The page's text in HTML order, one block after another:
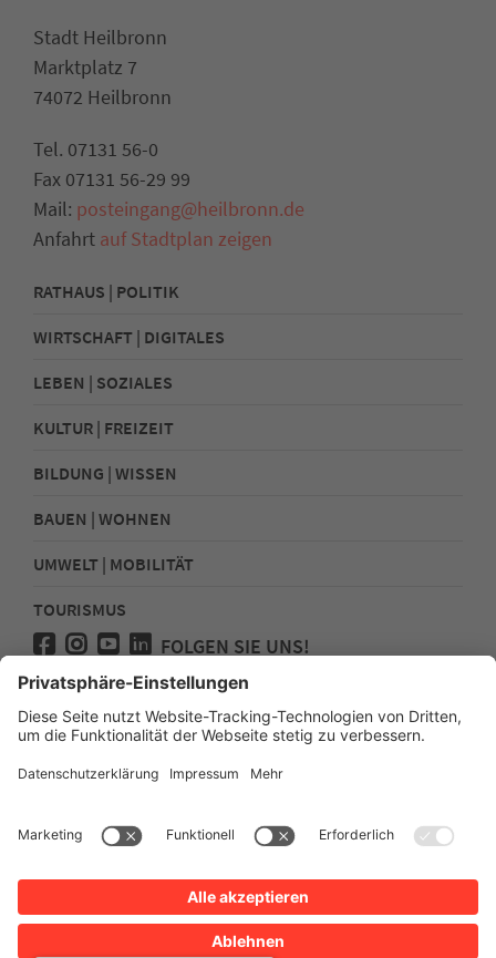
Stadt Heilbronn
Marktplatz 7
74072 Heilbronn
Tel. 07131 56-0
Fax 07131 56-29 99
Mail: posteingang@heilbronn.de
Anfahrt auf Stadtplan zeigen
RATHAUS | POLITIK
WIRTSCHAFT | DIGITALES
LEBEN | SOZIALES
KULTUR | FREIZEIT
BILDUNG | WISSEN
BAUEN | WOHNEN
UMWELT | MOBILITÄT
TOURISMUS
FOLGEN SIE UNS!
Presse
Kontakt
Impressum
Sitemap